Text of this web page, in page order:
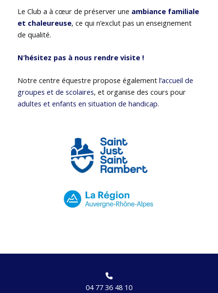
Le Club a à cœur de préserver une ambiance familiale
et chaleureuse, ce qui n’exclut pas un enseignement
de qualité.
N’hésitez pas à nous rendre visite !
Notre centre équestre propose égalementl’accueil de
groupes et de scolaires, et organise des cours pour
adultes et enfants en situation de handicap.
04 77 36 48 10